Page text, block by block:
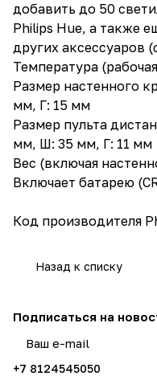
добавить до 50
Philips Hue, а также
других аксессуаров
Температура
Размер настенного
мм, Г: 15 мм
Размер пульта
мм, Ш: 35 мм, Г: 11 мм
Вес (включая
Включает батарею
Код производителя
Назад к списку
Подписаться на
+7 8124545050